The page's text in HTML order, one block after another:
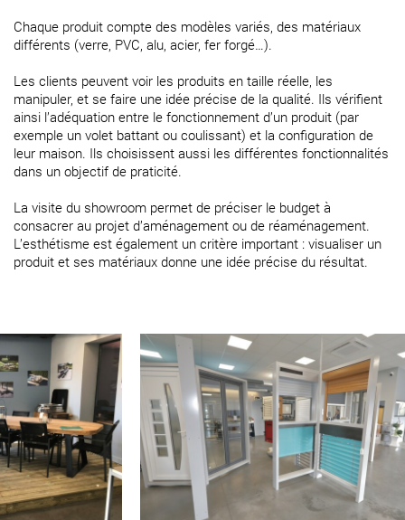
Chaque produit compte des modèles variés, des matériaux
différents (verre, PVC, alu, acier, fer forgé…).
Les clients peuvent voir les produits en taille réelle, les
manipuler, et se faire une idée précise de la qualité. Ils vérifient
ainsi l’adéquation entre le fonctionnement d’un produit (par
exemple un volet battant ou coulissant) et la configuration de
leur maison. Ils choisissent aussi les différentes fonctionnalités
dans un objectif de praticité.
La visite du showroom permet de préciser le budget à
consacrer au projet d’aménagement ou de réaménagement.
L’esthétisme est également un critère important : visualiser un
produit et ses matériaux donne une idée précise du résultat.